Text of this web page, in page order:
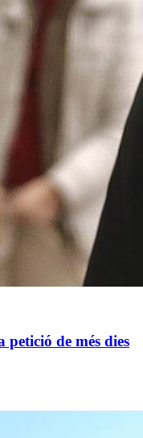
petició de més dies